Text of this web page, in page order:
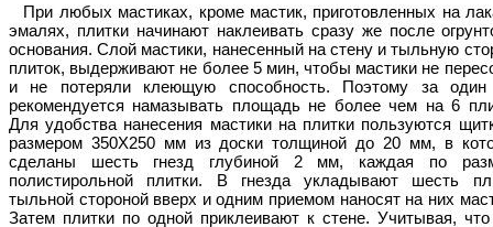
При любых мастиках, кроме мастик, приготовленных на
эмалях, плитки начинают наклеивать сразу же после
основания. Слой мастики, нанесенный на стену и тыльную
плиток, выдерживают не более 5 мин, чтобы мастики не
и не потеряли клеющую способность. Поэтому за один
рекомендуется намазывать площадь не более чем на 6
Для удобства нанесения мастики на плитки пользуются
размером 350Х250 мм из доски толщиной до 20 мм, в
сделаны шесть гнезд глубиной 2 мм, каждая по
полистирольной плитки. В гнезда укладывают шесть
тыльной стороной вверх и одним приемом наносят на них
Затем плитки по одной приклеивают к стене. Учитывая,